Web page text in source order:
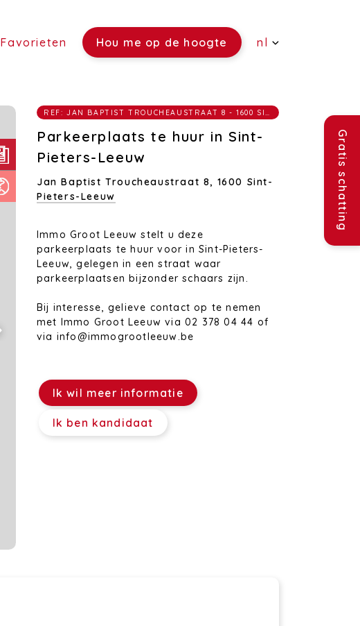
(Rentmeesterschap)
(Verzekeringen)
Favorieten Hou me op de hoogte nl
REF: JAN BAPTIST TROUCHEAUSTRAAT 8 - 1600 SINT-PIETERS-LEEUW
Parkeerplaats te huur in Sint-
Pieters-Leeuw
Jan Baptist Troucheaustraat 8, 1600 Sint-
Pieters-Leeuw
Immo Groot Leeuw stelt u deze
parkeerplaats te huur voor in Sint-Pieters-
Leeuw,gelegen in een straat waar
parkeerplaatsen bijzonder schaars zijn.
Bij interesse, gelieve contact op te nemen
met Immo Groot Leeuw via 02 378 04 44 of
via info@immogrootleeuw.be
Ik wil meer informatie
Ik ben kandidaat
Gratis schatting